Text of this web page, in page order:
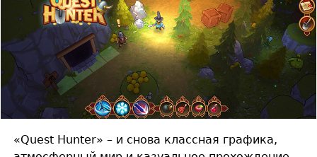
«Quest Hunter» – и снова классная графика,